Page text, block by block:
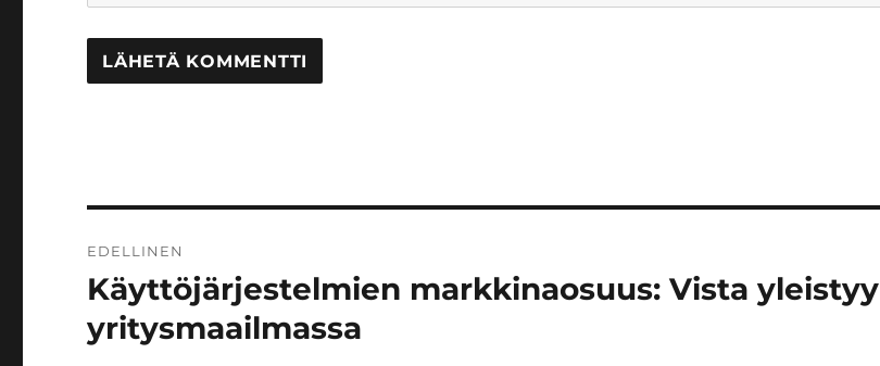
selaus
EDELLINEN
Edellinen
artikkeli:
Käyttöjärjestelmien markkinaosuus: Vista yleistyy
yritysmaailmassa